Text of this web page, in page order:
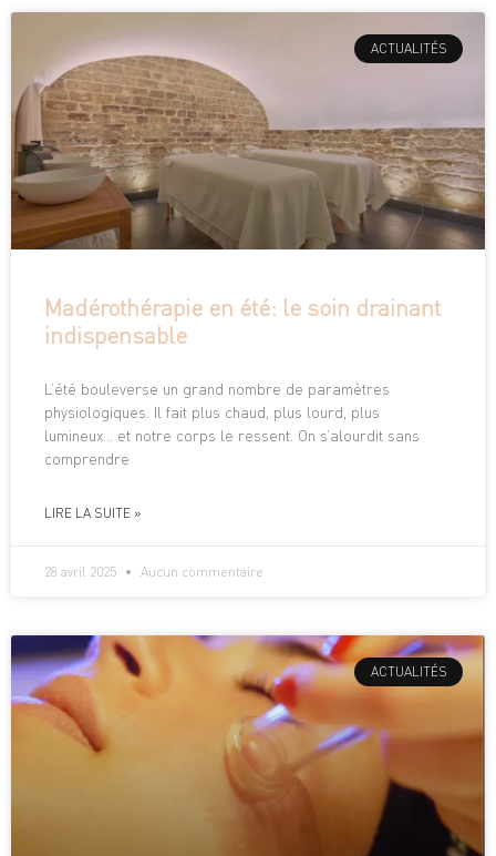
ACTUALITÉS
Madérothérapie en été: le soin drainant
indispensable
L’été bouleverse un grand nombre de paramètres
physiologiques. Il fait plus chaud, plus lourd, plus
lumineux… et notre corps le ressent. On s’alourdit sans
comprendre
LIRE LA SUITE »
28 avril 2025 Aucun commentaire
ACTUALITÉS